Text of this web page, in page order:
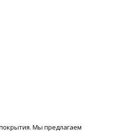
Мы предлагаем